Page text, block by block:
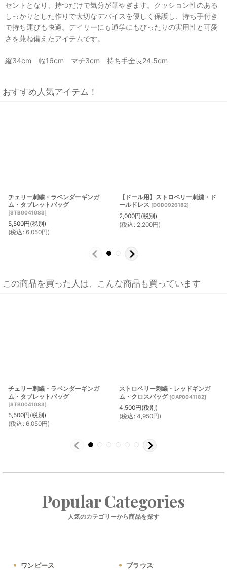
セントとなり、持つだけで気分が華やぎます。クッション性のある
しっかりとした作りで大切なデバイスを優しく保護し、持ち手付き
で持ち運びも快適。デイリーにも通学にもぴったりの実用性と可愛
さを兼ね備えたアイテムです。
縦34cm 幅16cm マチ3cm 持ち手全長24.5cm
おすすめ人気アイテム！
チェリー刺繍・ラベンダーギンガ
ム・タブレットバッグ
[STB0041083]
5,500円(税別)
(税込 : 6,050円)
【ドール用】ストロベリー刺繍・ド
ールドレス [DOD0926182]
2,000円(税別)
(税込 : 2,200円)
この商品を買った人は、こんな商品も買っています
チェリー刺繍・ラベンダーギンガ
ム・タブレットバッグ
[STB0041083]
5,500円(税別)
(税込 : 6,050円)
ストロベリー刺繍・レッドギンガ
ム・クロスバッグ [CAP0041182]
4,500円(税別)
(税込 : 4,950円)
Popular Categories
人気のカテゴリーから商品を探す
ワンピース ブラウス